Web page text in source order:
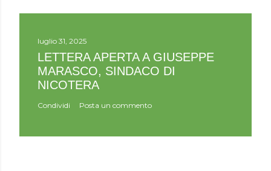
luglio 31, 2025
LETTERA APERTA A GIUSEPPE
MARASCO, SINDACO DI
NICOTERA
Condividi Posta un commento